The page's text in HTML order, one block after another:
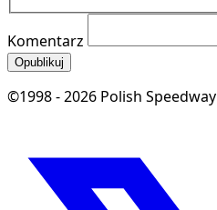
Komentarz
Opublikuj
©1998 - 2026 Polish